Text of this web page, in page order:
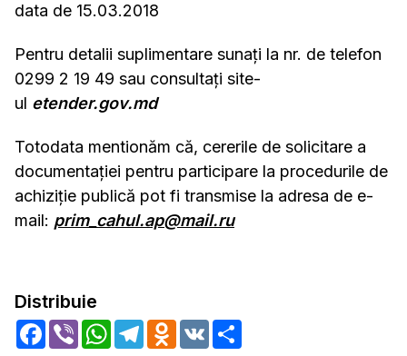
data de 15.03.2018
Pentru detalii suplimentare sunați la nr. de telefon
0299 2 19 49 sau consultați site-
ul etender.gov.md
Totodata mentionăm că, cererile de solicitare a
documentației pentru participare la procedurile de
achiziție publică pot fi transmise la adresa de e-
mail: prim_cahul.ap@mail.ru
Distribuie
Facebook
Viber WhatsApp
TelegramOdnoklassniki
VK